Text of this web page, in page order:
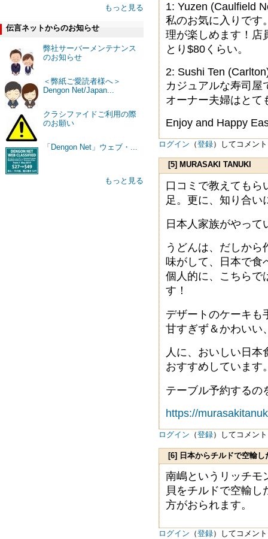
もっと見る
伝言ネットからのお知らせ
弊社サーバーメンテナンス
のお知らせ
＜弊紙ご愛読者様へ＞
Dengon Net/Japan...
クラシファイドご利用の際
のお願い
「Dengon Net」ウェブ・...
もっと見る
1: Yuzen (Caulfield
私のお気に入りです
理が楽しめます！店
とり$80くらい。
2: Sushi Ten
カジュアルな寿司屋
オーナー夫婦はとて
Enjoy and Happy
ログイン （登録）してコメン
[5] MURASAKI TANUKI
口コミで教えてもら
足。更に、知り合い
日本人家族がやっ
うどんは、だしか
味がして、日本で食
個人的に、こちらで
す！
デザートのケーキも
甘すぎず＆かわいい
人に、おいしい日
おすすめしています
テーブル予約するの
https://
ログイン （登録）してコメン
[6] 日本からチルドで空輸
南嶋というリッチモ
貝をチルドで空輸
方がおられます。
ログイン （登録）してコメン